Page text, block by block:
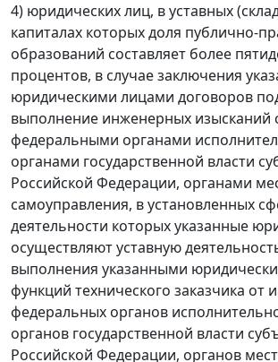
4) юридических лиц, в уставных
капиталах которых доля публично-
образований составляет более
процентов, в случае заключения
юридическими лицами договоров
выполнение инженерных изысканий
федеральными органами
органами государственной власти
Российской Федерации, органами
самоуправления, в установленных
деятельности которых указанные
осуществляют уставную
выполнения указанными
функций технического заказчика от
федеральных органов
органов государственной власти
Российской Федерации, органов